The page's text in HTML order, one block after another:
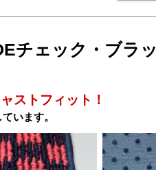
チェック・ブラ
ストフィット！
います。